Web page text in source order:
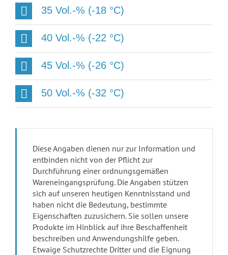
35 Vol.-% (-18 °C)
40 Vol.-% (-22 °C)
45 Vol.-% (-26 °C)
50 Vol.-% (-32 °C)
Diese Angaben dienen nur zur Information und
entbinden nicht von der Pflicht zur
Durchführung einer ordnungsgemäßen
Wareneingangsprüfung. Die Angaben stützen
sich auf unseren heutigen Kenntnisstand und
haben nicht die Bedeutung, bestimmte
Eigenschaften zuzusichern. Sie sollen unsere
Produkte im Hinblick auf ihre Beschaffenheit
beschreiben und Anwendungshilfe geben.
Etwaige Schutzrechte Dritter und die Eignung